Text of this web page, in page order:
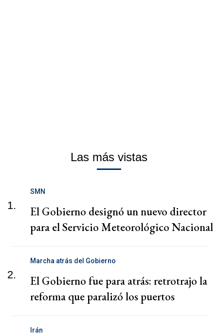
Las más vistas
1.
SMN
El Gobierno designó un nuevo director
para el Servicio Meteorológico Nacional
2.
Marcha atrás del Gobierno
El Gobierno fue para atrás: retrotrajo la
reforma que paralizó los puertos
Irán